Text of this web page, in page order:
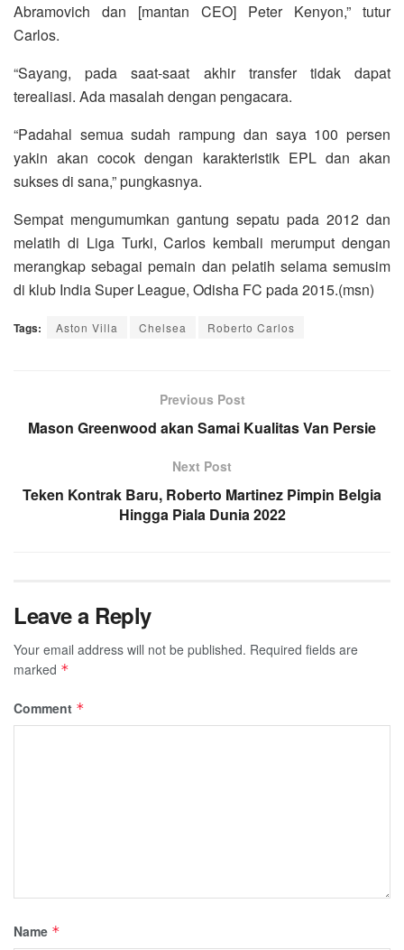
Abramovich dan [mantan CEO] Peter Kenyon,” tutur
Carlos.
“Sayang, pada saat-saat akhir transfer tidak dapat
terealiasi. Ada masalah dengan pengacara.
“Padahal semua sudah rampung dan saya 100 persen
yakin akan cocok dengan karakteristik EPL dan akan
sukses di sana,” pungkasnya.
Sempat mengumumkan gantung sepatu pada 2012 dan
melatih di Liga Turki, Carlos kembali merumput dengan
merangkap sebagai pemain dan pelatih selama semusim
di klub India Super League, Odisha FC pada 2015.(msn)
Tags: Aston Villa Chelsea Roberto Carlos
Previous Post
Mason Greenwood akan Samai Kualitas Van Persie
Next Post
Teken Kontrak Baru, Roberto Martinez Pimpin Belgia
Hingga Piala Dunia 2022
Leave a Reply
Your email address will not be published. Required fields are
marked *
Comment *
Name *